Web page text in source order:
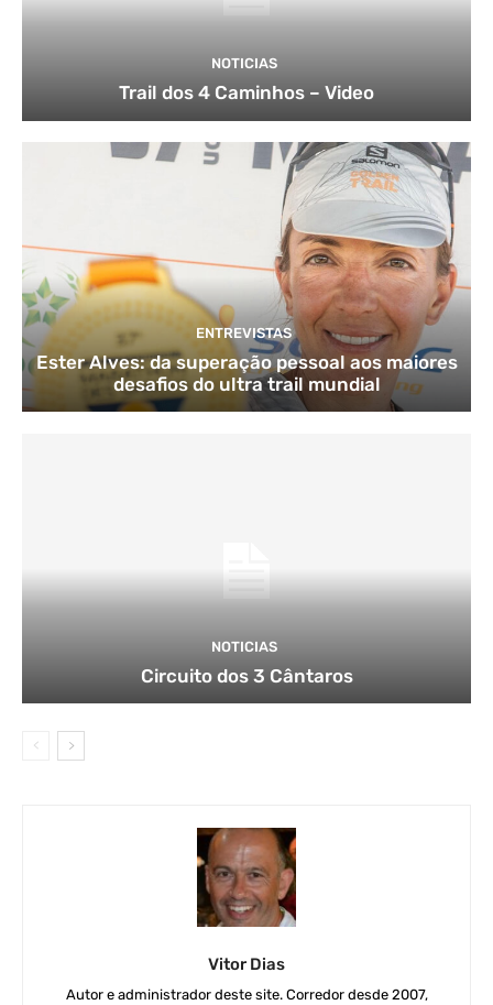
NOTICIAS
Trail dos 4 Caminhos – Video
ENTREVISTAS
Ester Alves: da superação pessoal aos maiores
desafios do ultra trail mundial
NOTICIAS
Circuito dos 3 Cântaros
Vitor Dias
Autor e administrador deste site. Corredor desde 2007,